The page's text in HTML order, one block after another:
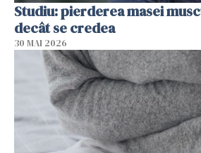
Studiu: pierderea masei
decât se credea
30 MAI 2026